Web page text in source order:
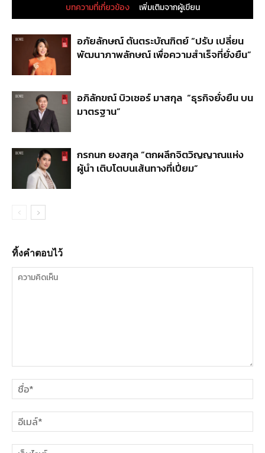
บทความที่เกี่ยวข้อง เพิ่มเติมจากผู้เขียน
อภัยลักษณ์ ตันตระบัณฑิตย์ “ปรับ เปลี่ยน
พัฒนาภาพลักษณ์ เพื่อความสำเร็จที่ยั่งยืน”
อภิลักขณ์ บิวเซอร์ มาสกุล “ธุรกิจยั่งยืน บน
มาตรฐาน”
กรกนก ยงสกุล “ตกผลึกจิตวิญญาณแห่ง
ผู้นำ เติบโตบนเส้นทางที่เปี่ยม”
ทิ้งคำตอบไว้